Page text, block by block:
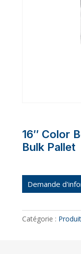
16″ Color
Bulk Pallet
Demande
Catégorie :